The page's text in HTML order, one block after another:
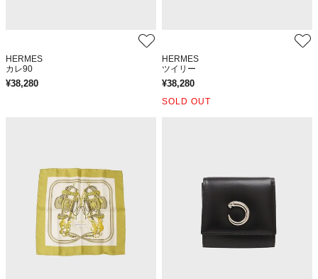
HERMES
カレ90
¥38,280
HERMES
ツイリー
¥38,280
SOLD OUT